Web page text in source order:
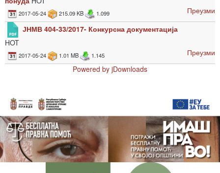
2017-05-24 215.09 KB 1.099
Преузми
ЈНМВ 404-33/2017- Конкурсна документација
HOT
2017-05-24 1.01 MB 1.145
Преузми
Powered by jDownloads